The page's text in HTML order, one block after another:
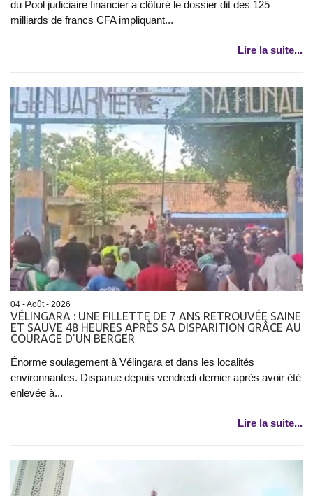
du Pool judiciaire financier a clôturé le dossier dit des 125
milliards de francs CFA impliquant...
Lire la suite...
04 - Août - 2026
VÉLINGARA : UNE FILLETTE DE 7 ANS RETROUVÉE SAINE
ET SAUVE 48 HEURES APRÈS SA DISPARITION GRÂCE AU
COURAGE D'UN BERGER
Énorme soulagement à Vélingara et dans les localités
environnantes. Disparue depuis vendredi dernier après avoir été
enlevée à...
Lire la suite...